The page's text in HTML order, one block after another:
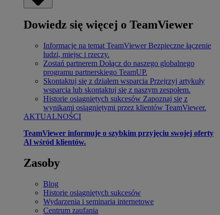
Dowiedz się więcej o TeamViewer
Informacje na temat TeamViewer Bezpieczne łączenie
ludzi, miejsc i rzeczy.
Zostań partnerem Dołącz do naszego globalnego
programu partnerskiego TeamUP.
Skontaktuj się z działem wsparcia Przejrzyj artykuły
wsparcia lub skontaktuj się z naszym zespołem.
Historie osiągniętych sukcesów Zapoznaj się z
wynikami osiągniętymi przez klientów TeamViewer.
AKTUALNOŚCI
TeamViewer informuje o szybkim przyjęciu swojej oferty
Al wśród klientów.
Zasoby
Blog
Historie osiągniętych sukcesów
Wydarzenia i seminaria internetowe
Centrum zaufania